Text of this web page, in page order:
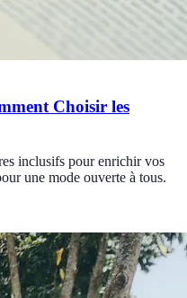
Choisir les
inclusifs pour enrichir vos
une mode ouverte à tous.